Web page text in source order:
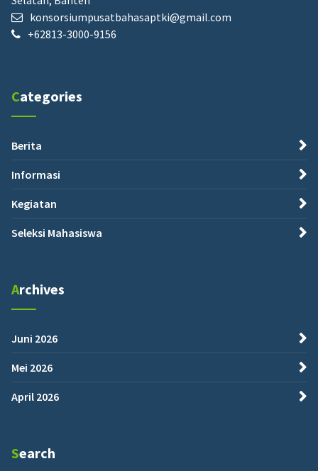
konsorsiumpusatbahasaptki@gmail.com
+62813-3000-9156
Categories
Berita
Informasi
Kegiatan
Seleksi Mahasiswa
Archives
Juni 2026
Mei 2026
April 2026
Search